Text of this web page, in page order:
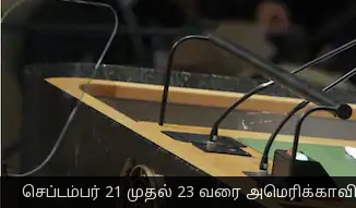
செப்டம்பர் 21 முதல் 23 வரை
செல்கிறார்.
நியூயார்க்கில் நடைபெறும்
அமெரிக்க அதிபர்ஜோ
கொள்வார் என வெளியுறவு
குவாட், அல்லது நாற்கர
குவாட் உச்சிமாநாட்டில்,
மற்றும் இந்தோ-பசிபிக்